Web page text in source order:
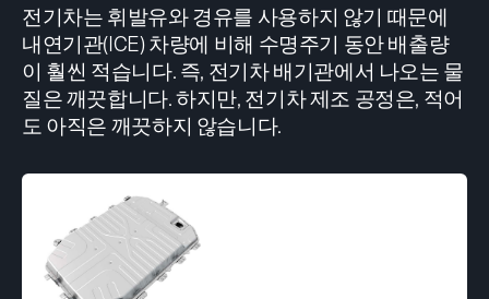
전기차는 휘발유와 경유를 사용하지 않기 때문에
내연기관(ICE) 차량에 비해 수명주기 동안 배출량
이 훨씬 적습니다. 즉, 전기차 배기관에서 나오는 물
질은 깨끗합니다. 하지만, 전기차 제조 공정은, 적어
도 아직은 깨끗하지 않습니다.